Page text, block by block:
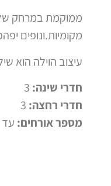
ממוקמת במרחק של
מקומיות.ונופים
עיצוב הוילה הוא
חדרי שינה:
חדרי רחצה:
מספר אורחים: עד 8